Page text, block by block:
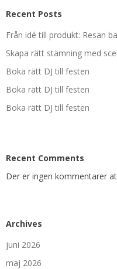
Recent Posts
Från idé till produkt: Resan
Skapa rätt stämning med
Boka rätt DJ till festen
Boka rätt DJ till festen
Boka rätt DJ till festen
Recent Comments
Der er ingen kommentarer
Archives
juni 2026
maj 2026